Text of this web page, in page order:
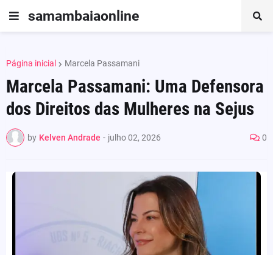
samambaiaonline
Página inicial Marcela Passamani
Marcela Passamani: Uma Defensora
dos Direitos das Mulheres na Sejus
by Kelven Andrade - julho 02, 2026 0